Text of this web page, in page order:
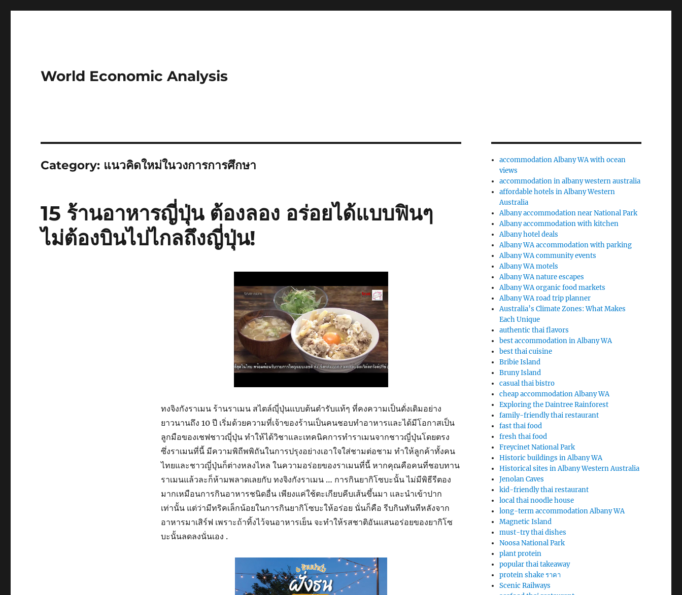
World Economic Analysis
Category: แนวคิดใหม่ในวงการการศึกษา
15 ร้านอาหารญี่ปุ่น ต้องลอง อร่อยได้แบบฟินๆ
ไม่ต้องบินไปไกลถึงญี่ปุ่น!
ทงจิงกังราเมน ร้านราเมน สไตล์ญุี่ปุ่นแบบต้นตำรับแท้ๆ ที่คงความเป็นดั่งเดิมอย่าง
ยาวนานถึง 10 ปี เริ่มด้วยความที่เจ้าของร้านเป็นคนชอบทำอาหารและได้มีโอกาสเป็น
ลูกมือของเชฟชาวญุี่ปุ่น ทำให้ได้วิชาและเทคนิคการทำราเมนจากชาวญี่ปุ่นโดยตรง
ซึ่งราเมนที่นี้ มีความพิถีพพิถันในการปรุงอย่างเอาใจใส่ชามต่อชาม ทำให้ลูกค้าทั้งคน
ไทยและชาวญี่ปุ่นก็ต่างหลงไหล ในความอร่อยของราเมนที่นี้ หากคุณคือคนที่ชอบทาน
ราเมนแล้วละก็ห้ามพลาดเลยกับ ทงจิงกังราเมน … การกินยากิโซบะนั้น ไม่มีพิธีรีตอง
มากเหมือนการกินอาหารชนิดอื่น เพียงแค่ใช้ตะเกียบคีบเส้นขึ้นมา และนำเข้าปาก
เท่านั้น แต่ว่ามีทริคเล็กน้อยในการกินยากิโซบะให้อร่อย นั่นก็คือ รีบกินทันทีหลังจาก
อาหารมาเสิร์ฟ เพราะถ้าทิ้งไว้จนอาหารเย็น จะทำให้รสชาติอันแสนอร่อยของยากิโซ
บะนั้นลดลงนั่นเอง .
accommodation Albany WA with ocean
views
accommodation in albany western australia
affordable hotels in Albany Western
Australia
Albany accommodation near National Park
Albany accommodation with kitchen
Albany hotel deals
Albany WA accommodation with parking
Albany WA community events
Albany WA motels
Albany WA nature escapes
Albany WA organic food markets
Albany WA road trip planner
Australia’s Climate Zones: What Makes
Each Unique
authentic thai flavors
best accommodation in Albany WA
best thai cuisine
Bribie Island
Bruny Island
casual thai bistro
cheap accommodation Albany WA
Exploring the Daintree Rainforest
family-friendly thai restaurant
fast thai food
fresh thai food
Freycinet National Park
Historic buildings in Albany WA
Historical sites in Albany Western Australia
Jenolan Caves
kid-friendly thai restaurant
local thai noodle house
long-term accommodation Albany WA
Magnetic Island
must-try thai dishes
Noosa National Park
plant protein
popular thai takeaway
protein shake ราคา
Scenic Railways